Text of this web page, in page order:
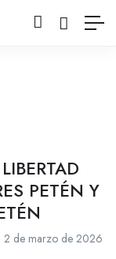
PETÉN Y
2 de marzo de 2026